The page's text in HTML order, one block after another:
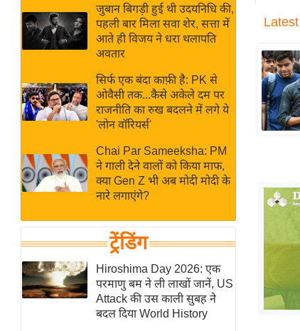
Breaking
News in
Hindi
Hindi
Videos
उद्योग
जगत
राय
बजट
IPL
2026
मिसाल बेमिसाल
शख्सियत
यंग इंडिया
साहित्य जगत
जुबान बिगड़ी हुई थी उदयनिधि की,
पहली बार मिला सवा शेर, सत्ता में
आते ही विजय ने धरा थलापति
अवतार
सिर्फ एक बंदा काफ़ी है: PK से
ओवैसी तक...कैसे अकेले दम पर
राजनीति का रुख बदलने में लगे ये
'लोन वॉरियर्स'
Chai Par Sameeksha: PM
ने गाली देने वालों को किया माफ,
क्या Gen Z भी अब मोदी मोदी के
नारे लगाएंगे?
ट्रेंडिंग
Hiroshima Day 2026: एक
परमाणु बम ने ली लाखों जानें, US
Attack की उस काली सुबह ने
बदल दिया World History
Latest